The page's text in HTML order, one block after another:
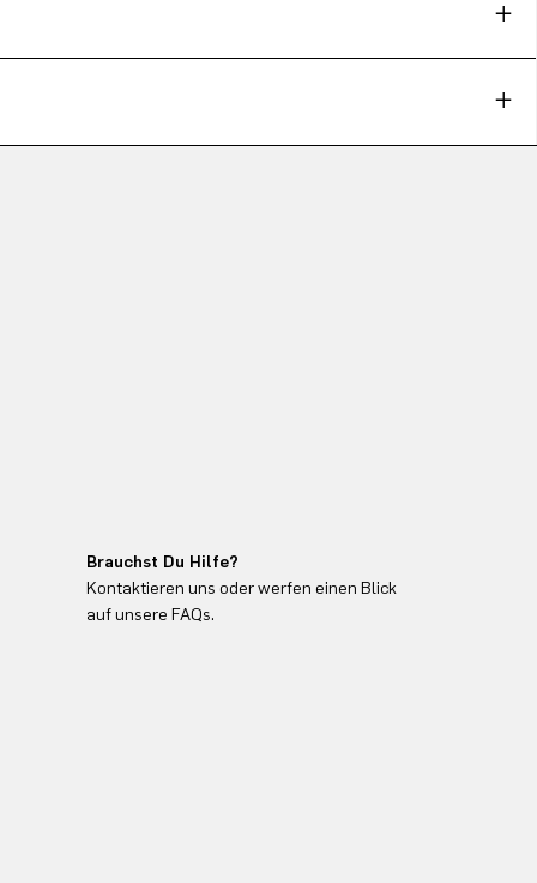
Brauchst Du Hilfe?
Kontaktieren uns oder werfen einen Blick
auf unsere FAQs.